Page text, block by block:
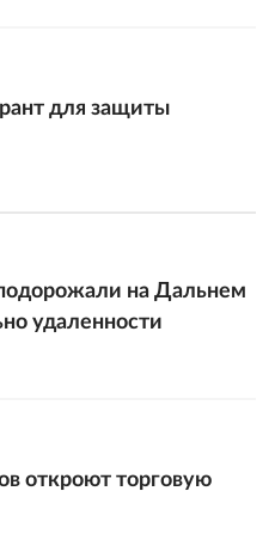
для защиты
на Дальнем
удаленности
откроют торговую